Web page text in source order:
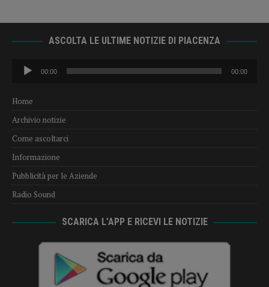
ASCOLTA LE ULTIME NOTIZIE DI PIACENZA
Audio
Player
00:00 00:00
Home
Archivio notizie
Come ascoltarci
Informazione
Pubblicità per le Aziende
Radio Sound
SCARICA L’APP E RICEVI LE NOTIZIE